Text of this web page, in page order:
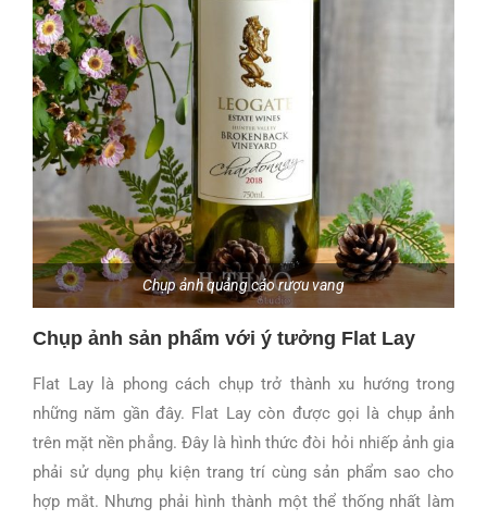
Chụp ảnh quảng cáo rượu vang
Chụp ảnh sản phẩm với ý tưởng Flat Lay
Flat Lay là phong cách chụp trở thành xu hướng trong
những năm gần đây. Flat Lay còn được gọi là chụp ảnh
trên mặt nền phẳng. Đây là hình thức đòi hỏi nhiếp ảnh gia
phải sử dụng phụ kiện trang trí cùng sản phẩm sao cho
hợp mắt. Nhưng phải hình thành một thể thống nhất làm